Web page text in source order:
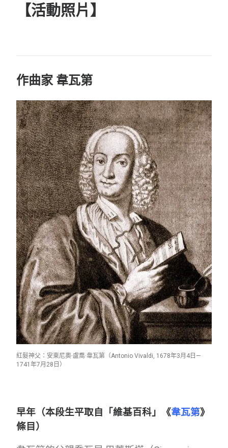
【活動照片】
作曲家 韋瓦第
紅髮神父：安東尼奧·盧喬·韋瓦第（Antonio Vivaldi, 1678年3月4日—
1741年7月28日）
早年（本段生平取自「維基百科」《韋瓦第》
條目）